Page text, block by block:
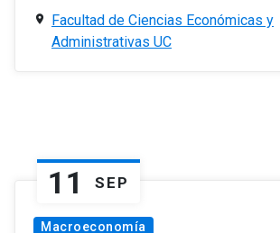
Facultad de Ciencias Económicas y
Administrativas UC
11 SEP
Macroeconomía